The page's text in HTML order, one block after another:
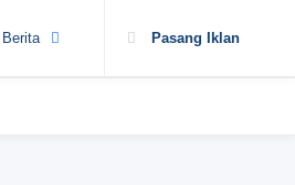
Pasang Iklan
Berita